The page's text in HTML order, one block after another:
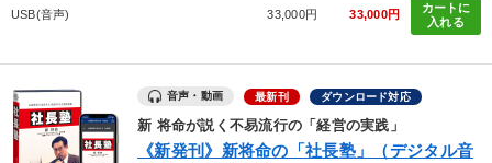
USB(音声) 33,000円 33,000円
カートに
入れる
音声・動画 最新刊 ダウンロード対応
新 将命が説く不易流行の「経営の実践」
《新発刊》新将命の「社長塾」（デジタル音